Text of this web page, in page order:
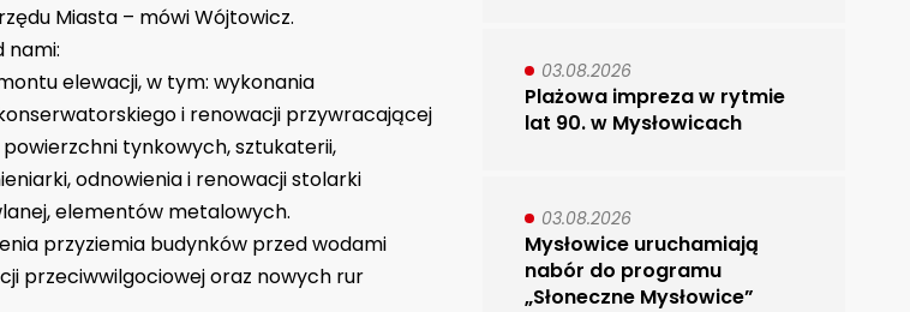
Miasta – mówi Wójtowicz.
nami:
elewacji, w tym: wykonania
i renowacji przywracającej
tynkowych, sztukaterii,
odnowienia i renowacji stolarki
elementów metalowych.
przyziemia budynków przed wodami
przeciwwilgociowej oraz nowych rur
03.08.2026
Plażowa impreza w rytmie
lat 90. w Mysłowicach
03.08.2026
Mysłowice uruchamiają
nabór do programu
„Słoneczne Mysłowice”